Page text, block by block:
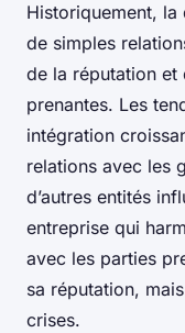
Historiquement, la
de simples
de la réputation et
prenantes. Les
intégration
relations avec les
d’autres entités
entreprise qui
avec les parties
sa réputation,
crises.